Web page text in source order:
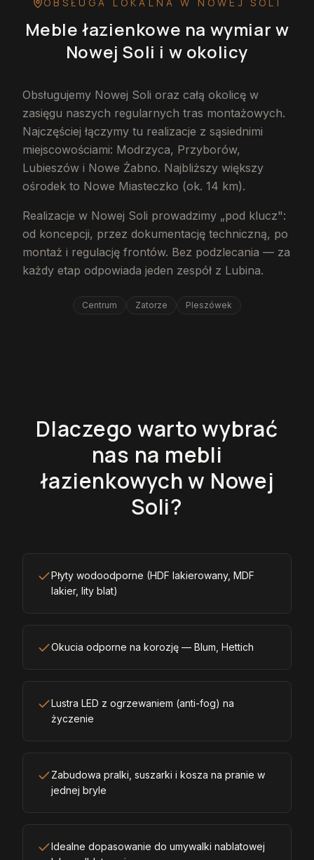
Meble łazienkowe na wymiar w
Nowej Soli i w okolicy
Obsługujemy Nowej Soli oraz całą okolicę w
zasięgu naszych regularnych tras montażowych.
Najczęściej łączymy tu realizacje z sąsiednimi
miejscowościami: Modrzyca, Przyborów,
Lubieszów i Nowe Żabno. Najbliższy większy
ośrodek to Nowe Miasteczko (ok. 14 km).
Realizacje w Nowej Soli prowadzimy „pod klucz":
od koncepcji, przez dokumentację techniczną, po
montaż i regulację frontów. Bez podzlecania — za
każdy etap odpowiada jeden zespół z Lubina.
Centrum Zatorze Pleszówek
Dlaczego warto wybrać
nas na mebli
łazienkowych w Nowej
Soli?
Płyty wodoodporne (HDF lakierowany, MDF
lakier, lity blat)
Okucia odporne na korozję — Blum, Hettich
Lustra LED z ogrzewaniem (anti-fog) na
życzenie
Zabudowa pralki, suszarki i kosza na pranie w
jednej bryle
Idealne dopasowanie do umywalki nablatowej